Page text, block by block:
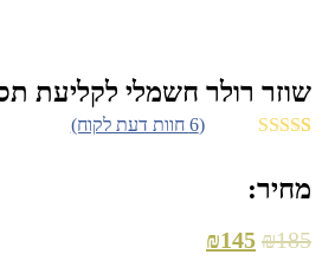
שוזר רולר חשמלי לקליעת
עלדירוגים של
(
6 חוות דעת לקוח)
מחיר:
₪185
₪145